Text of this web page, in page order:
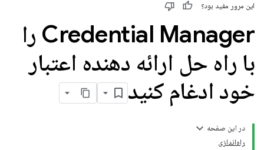
این مرور مفید بود؟
Credential Manager را
با راه حل ارائه دهنده اعتبار
خود ادغام کنید
در این صفحه
راه‌اندازی